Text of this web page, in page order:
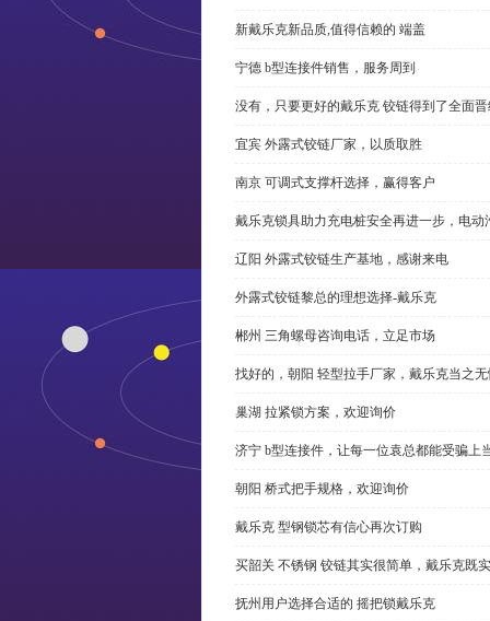
新戴乐克新品质,值得信赖的 端盖
宁德 b型连接件销售，服务周到
没有，只要更好的戴乐克 铰链得到了全面
宜宾 外露式铰链厂家，以质取胜
南京 可调式支撑杆选择，赢得客户
戴乐克锁具助力充电桩安全再进一步，电动
辽阳 外露式铰链生产基地，感谢来电
外露式铰链黎总的理想选择-戴乐克
郴州 三角螺母咨询电话，立足市场
找好的，朝阳 轻型拉手厂家，戴乐克当之
巢湖 拉紧锁方案，欢迎询价
济宁 b型连接件，让每一位袁总都能受骗上
朝阳 桥式把手规格，欢迎询价
戴乐克 型钢锁芯有信心再次订购
买韶关 不锈钢 铰链其实很简单，戴乐克既
抚州用户选择合适的 摇把锁戴乐克